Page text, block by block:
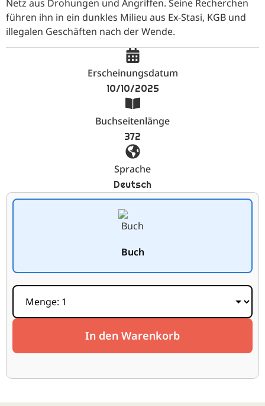
Netz aus Drohungen und Angriffen. Seine Recherchen
führen ihn in ein dunkles Milieu aus Ex-Stasi, KGB und
illegalen Geschäften nach der Wende.
Erscheinungsdatum
10/10/2025
Buchseitenlänge
372
Sprache
Deutsch
Buch
In den Warenkorb